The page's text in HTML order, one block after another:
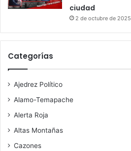
ciudad
2 de octubre de 2025
Categorías
Ajedrez Político
Alamo-Temapache
Alerta Roja
Altas Montañas
Cazones